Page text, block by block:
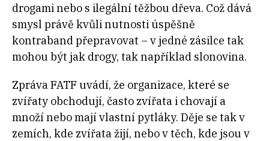
drogami nebo s ilegální těžbou dřeva. Což dává
smysl právě kvůli nutnosti úspěšně
kontraband přepravovat – v jedné zásilce tak
mohou být jak drogy, tak například slonovina.
Zpráva FATF uvádí, že organizace, které se
zvířaty obchodují, často zvířata i chovají a
množí nebo mají vlastní pytláky. Děje se tak v
zemích, kde zvířata žijí, nebo v těch, kde jsou v